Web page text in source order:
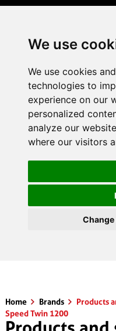
We use
We use cookies
technologies to
experience on our
personalized
analyze our
where our visitors
Home Brands
Products
Speed Twin 1200